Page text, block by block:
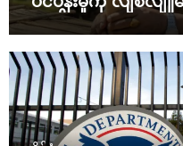
သတိပေး